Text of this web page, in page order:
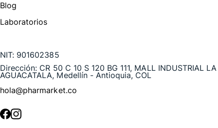
Blog
Laboratorios
NIT: 901602385
Dirección: CR 50 C 10 S 120 BG 111, MALL INDUSTRIAL LA
AGUACATALA, Medellín - Antioquia, COL
hola@pharmarket.co